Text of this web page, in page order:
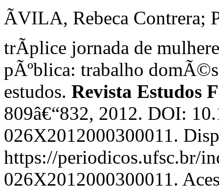
ÃVILA, Rebeca
trÃ­plice jornada de
pÃºblica: trabalho
estudos. Revista Estudos
809â€“832, 2012. DOI:
026X2012000300011.
https://periodicos.ufsc.br/
026X2012000300011.